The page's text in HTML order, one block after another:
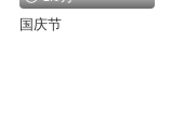
国庆节